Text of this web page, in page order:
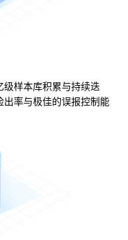
级样本库积累与持续迭
率与极佳的误报控制能